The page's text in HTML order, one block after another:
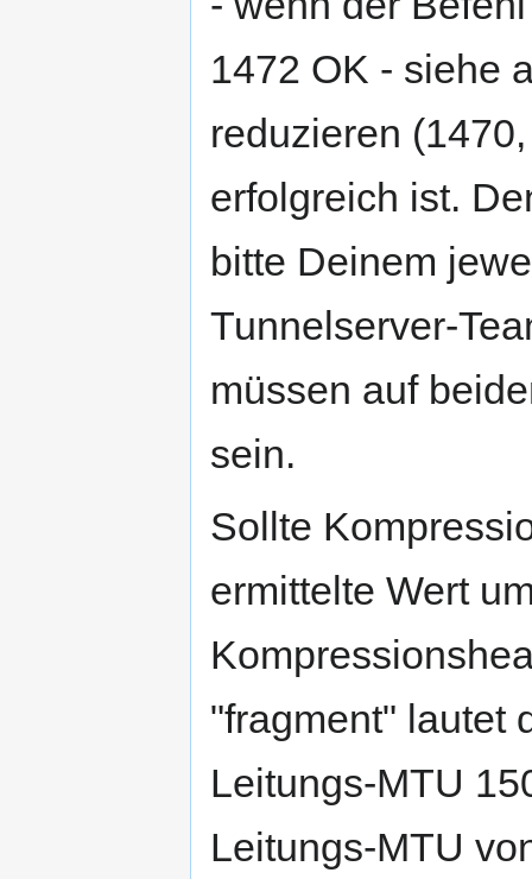
1472 OK - siehe
reduzieren
erfolgreich ist.
bitte Deinem
Tunnelserver-
müssen auf
sein.
Sollte
ermittelte Wert
"fragment" lautet
Leitungs-MTU
Leitungs-MTU